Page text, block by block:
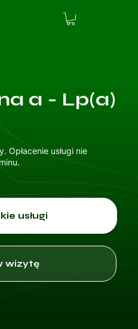
a - Lp(a)
Opłacenie usługi nie
usługi
wizytę